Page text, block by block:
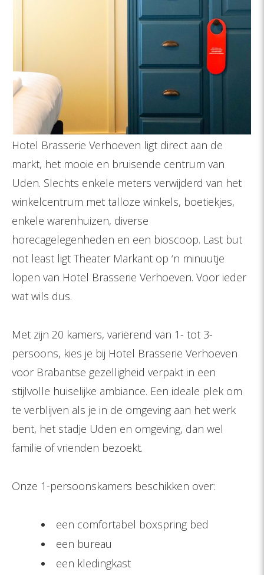
Hotel Brasserie Verhoeven ligt direct aan de
markt, het mooie en bruisende centrum van
Uden. Slechts enkele meters verwijderd van het
winkelcentrum met talloze winkels, boetiekjes,
enkele warenhuizen, diverse
horecagelegenheden en een bioscoop. Last but
not least ligt Theater Markant op ‘n minuutje
lopen van Hotel Brasserie Verhoeven. Voor ieder
wat wils dus.
Met zijn 20 kamers, variërend van 1- tot 3-
persoons, kies je bij Hotel Brasserie Verhoeven
voor Brabantse gezelligheid verpakt in een
stijlvolle huiselijke ambiance. Een ideale plek om
te verblijven als je in de omgeving aan het werk
bent, het stadje Uden en omgeving, dan wel
familie of vrienden bezoekt.
Onze 1-persoonskamers beschikken over:
een comfortabel boxspring bed
een bureau
een kledingkast